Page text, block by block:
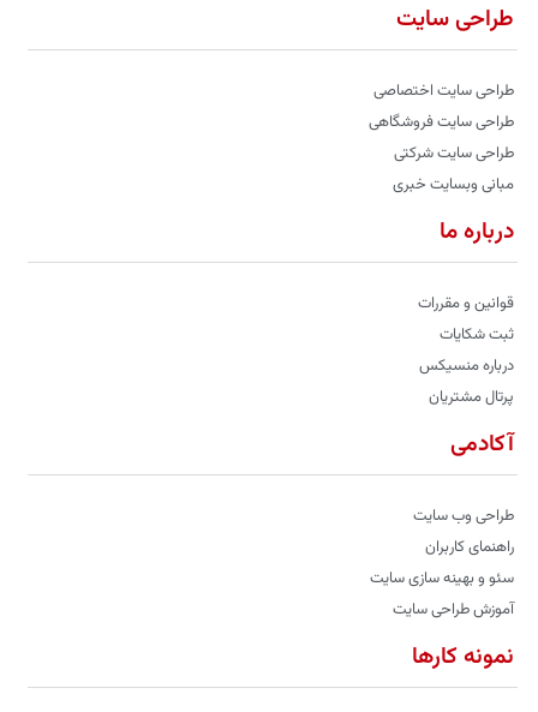
طراحی سایت
طراحی سایت اختصاصی
طراحی سایت فروشگاهی
طراحی سایت شرکتی
مبانی وبسایت خبری
درباره ما
قوانین و مقررات
ثبت شکایات
درباره منسیکس
پرتال مشتریان
آکادمی
طراحی وب سایت
راهنمای کاربران
سئو و بهینه سازی سایت
آموزش طراحی سایت
نمونه کارها